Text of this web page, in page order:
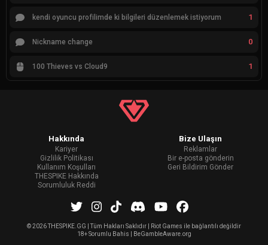
kendi oyuncu profilimde ki bilgileri düzenlemek istiyorum 1
Nickname change 0
100 Thieves vs Cloud9 1
Hakkında
Kariyer
Gizlilik Politikası
Kullanım Koşulları
THESPIKE Hakkında
Sorumluluk Reddi
Bize Ulaşın
Reklamlar
Bir e-posta gönderin
Geri Bildirim Gönder
©2026 THESPIKE.GG | Tüm Hakları Saklıdır | Riot Games ile bağlantılı değildir
18+ Sorumlu Bahis | BeGambleAware.org